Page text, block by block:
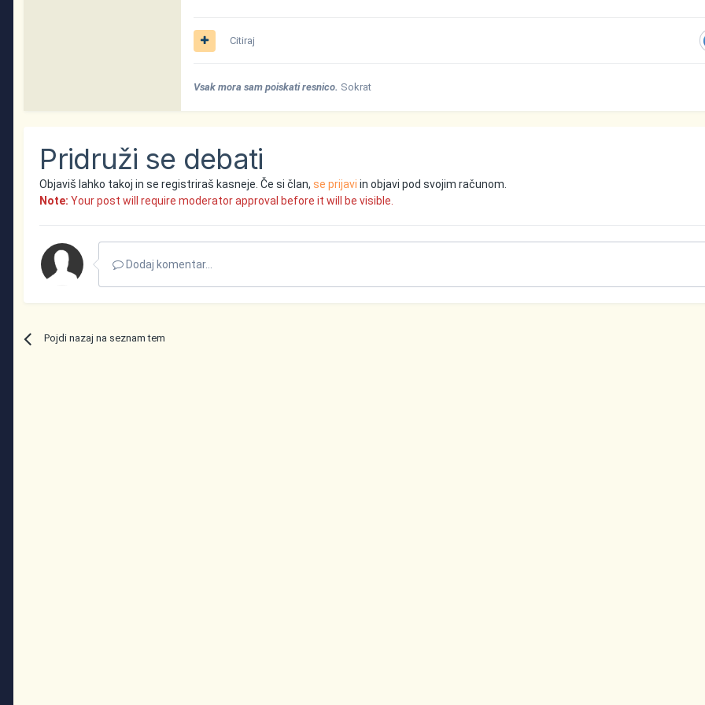
Citiraj
Vsak mora sam poiskati resnico. Sokrat
Pridruži se debati
Objaviš lahko takoj in se registriraš kasneje. Če si član,se prijavi in objavi pod svojim računom.
Note: Your post will require moderator approval before it will be visible.
Dodaj komentar...
Pojdi nazaj na seznam tem